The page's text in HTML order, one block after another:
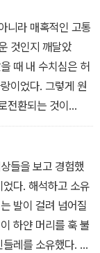
여자아이들은 어
알아내고 싶은 욕
내게는 그러지 않
검은 피부의 여자
길에 담긴 부드러
미친 광채와 달리--
니라 매혹적인 고통
것인지 깨달았
때 내 수치심은 허
이었다. 그렇게 원
전환되는 것이
었다.
럼 셜리 템플을 우
응에 불과하다는
들을 보고 경험했
다. 해석하고 소유
발이 걸려 넘어질
하얀 머리를 훅 불
레를 소유했다. 그